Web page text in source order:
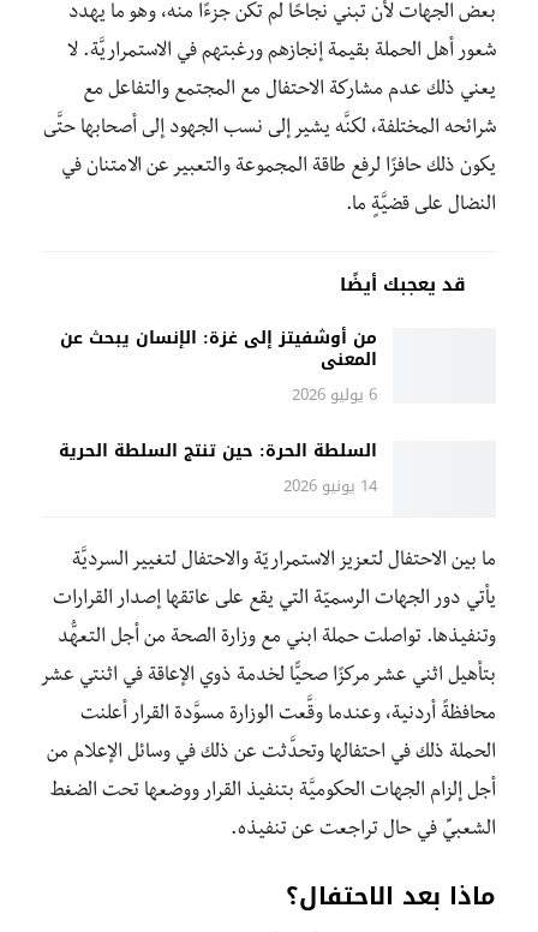
بعض الجهات لأن تبني نجاحًا لم تكن جزءًا منه، وهو ما يهدِّد
شعور أهل الحملة بقيمة إنجازهم ورغبتهم في الاستمراريَّة. لا
يعني ذلك عدم مشاركة الاحتفال مع المجتمع والتفاعل مع
شرائحه المختلفة، لكنَّه يشير إلى نسب الجهود إلى أصحابها حتَّى
يكون ذلك حافزًا لرفع طاقة المجموعة والتعبير عن الامتنان في
النضال على قضيَّةٍ ما.
قد يعجبك أيضًا
من أوشفيتز إلى غزة: الإنسان يبحث عن
المعنى
6 يوليو 2026
السلطة الحرة: حين تنتج السلطة الحرية
14 يونيو 2026
ما بين الاحتفال لتعزيز الاستمراريّة والاحتفال لتغيير السرديَّة
يأتي دور الجهات الرسميّة التي يقع على عاتقها إصدار القرارات
وتنفيذها. تواصلت حملة ابني مع وزارة الصحة من أجل التعهُّد
بتأهيل اثني عشر مركزًا صحيًّا لخدمة ذوي الإعاقة في اثنتي عشر
محافظةً أردنية، وعندما وقَّعت الوزارة مسوَّدة القرار أعلنت
الحملة ذلك في احتفالها وتحدَّثت عن ذلك في وسائل الإعلام من
أجل إلزام الجهات الحكوميَّة بتنفيذ القرار ووضعها تحت الضغط
الشعبيِّ في حال تراجعت عن تنفيذه.
ماذا بعد الاحتفال؟